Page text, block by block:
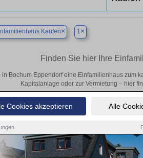
Cookies akzeptieren Alle
Kaufen× 1×
Finden Sie hier Ihre
in Bochum Eppendorf eine Einfamilienhaus zum
Kapitalanlage oder zur Vermietung – hier